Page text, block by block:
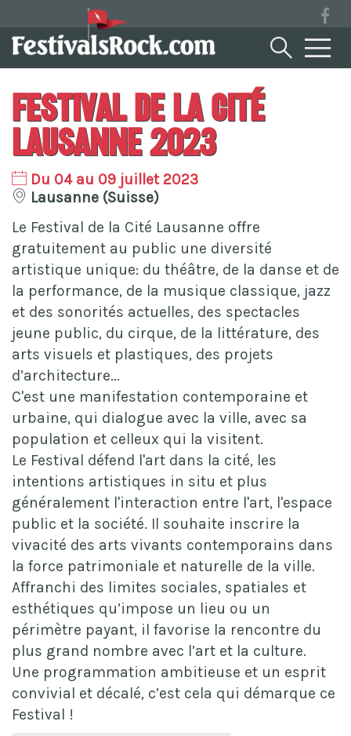
Festival De La Cité
Lausanne 2023
Du 04 au 09 juillet 2023
Lausanne (Suisse)
Le Festival de la Cité Lausanne offre
gratuitement au public une diversité
artistique unique: du théâtre, de la danse et de
la performance, de la musique classique, jazz
et des sonorités actuelles, des spectacles
jeune public, du cirque, de la littérature, des
arts visuels et plastiques, des projets
d’architecture...
C'est une manifestation contemporaine et
urbaine, qui dialogue avec la ville, avec sa
population et celleux qui la visitent.
Le Festival défend l'art dans la cité, les
intentions artistiques in situ et plus
généralement l'interaction entre l'art, l'espace
public et la société. Il souhaite inscrire la
vivacité des arts vivants contemporains dans
la force patrimoniale et naturelle de la ville.
Affranchi des limites sociales, spatiales et
esthétiques qu’impose un lieu ou un
périmètre payant, il favorise la rencontre du
plus grand nombre avec l’art et la culture.
Une programmation ambitieuse et un esprit
convivial et décalé, c’est cela qui démarque ce
Festival !